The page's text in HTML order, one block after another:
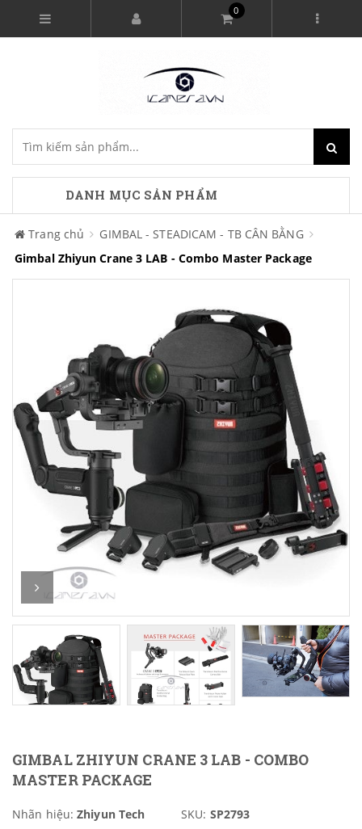
0
DANH MỤC SẢN PHẨM
Trang chủ
GIMBAL - STEADICAM - TB CÂN BẰNG
Gimbal Zhiyun Crane 3 LAB - Combo Master Package
GIMBAL ZHIYUN CRANE 3 LAB - COMBO
MASTER PACKAGE
Nhãn hiệu: Zhiyun Tech SKU: SP2793